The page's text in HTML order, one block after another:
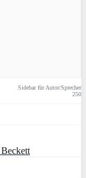
Sidebar für Autor/Sprecher
250